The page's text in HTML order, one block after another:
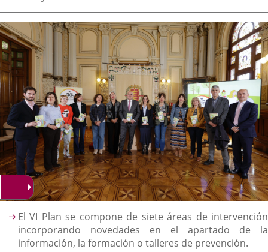
aplicación
externa.
aplicación
externa.
la
noticia
Descripción
El VI Plan se compone de siete áreas de intervención
incorporando novedades en el apartado de la
información, la formación o talleres de prevención.